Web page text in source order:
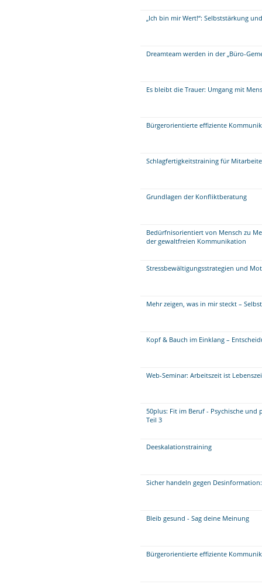
„Ich bin mir Wert!“: Selbststärkung
Dreamteam werden in der „Büro-
Es bleibt die Trauer: Umgang mit
Bürgerorientierte effiziente
Schlagfertigkeitstraining für
Grundlagen der Konfliktberatung
Bedürfnisorientiert von Mensch zu
der gewaltfreien Kommunikation
Stressbewältigungsstrategien und
Mehr zeigen, was in mir steckt –
Kopf & Bauch im Einklang –
Web-Seminar: Arbeitszeit ist
50plus: Fit im Beruf - Psychische
Teil 3
Deeskalationstraining
Sicher handeln gegen
Bleib gesund - Sag deine Meinung
Bürgerorientierte effiziente